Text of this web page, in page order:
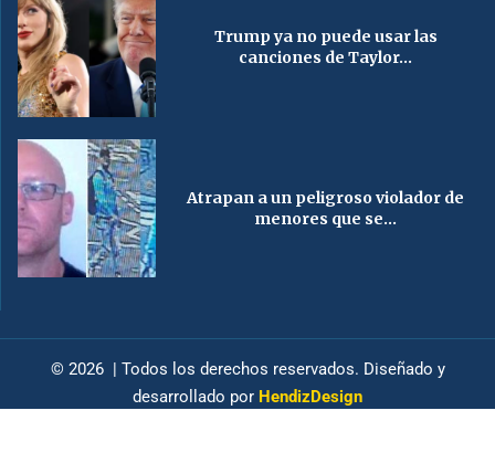
Trump ya no puede usar las
canciones de Taylor...
Atrapan a un peligroso violador de
menores que se...
© 2026 | Todos los derechos reservados. Diseñado y
desarrollado por HendizDesign